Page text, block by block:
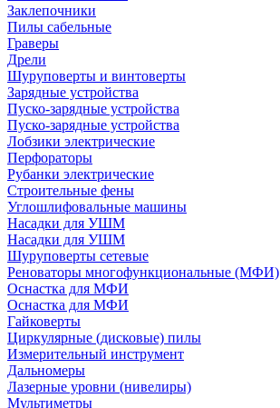
Заклепочники
Пилы сабельные
Граверы
Дрели
Шуруповерты и винтоверты
Зарядные устройства
Пуско-зарядные устройства
Пуско-зарядные устройства
Лобзики электрические
Перфораторы
Рубанки электрические
Строительные фены
Углошлифовальные машины
Насадки для УШМ
Насадки для УШМ
Шуруповерты сетевые
Реноваторы многофункциональные (МФИ)
Оснастка для МФИ
Оснастка для МФИ
Гайковерты
Циркулярные (дисковые) пилы
Измерительный инструмент
Дальномеры
Лазерные уровни (нивелиры)
Мультиметры